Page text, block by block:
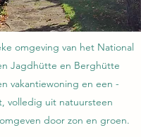
omgeving van het National
Jagdhütte en Berghütte
vakantiewoning en een -
volledig uit natuursteen
door zon en groen.